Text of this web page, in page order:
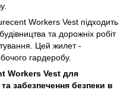
Workers Vest підходить
та дорожніх робіт
Цей жилет -
гардеробу.
Workers Vest для
забезпечення безпеки в